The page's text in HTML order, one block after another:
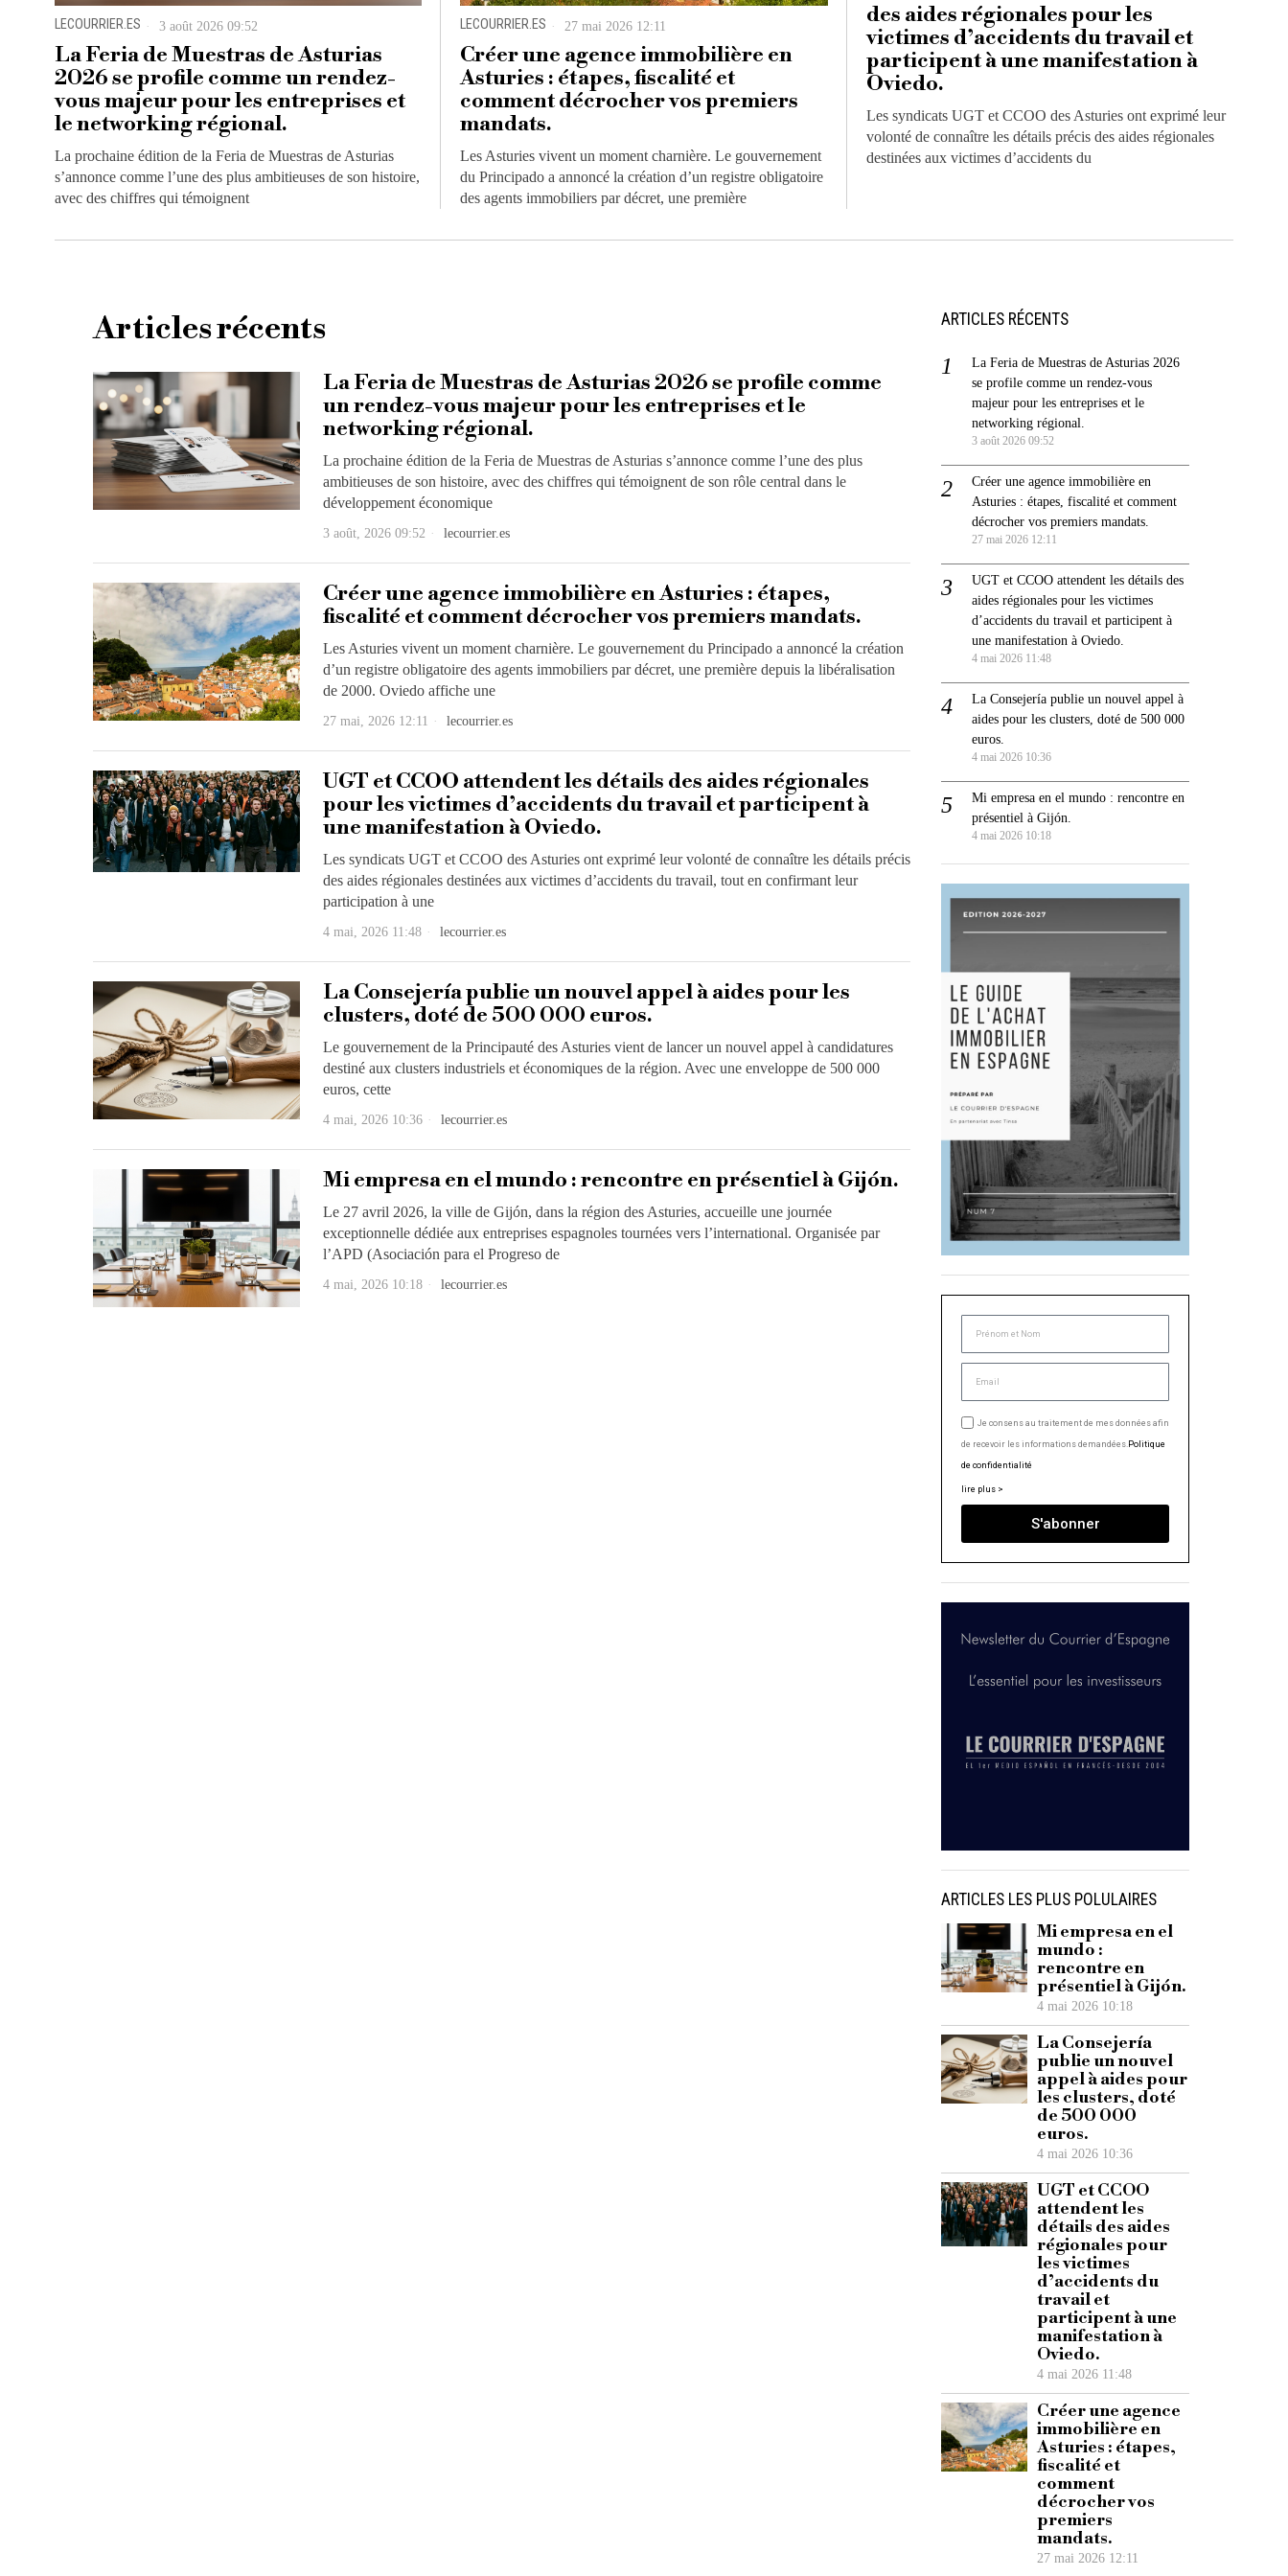
LECOURRIER.ES 3 août 2026 09:52
La Feria de Muestras de Asturias
2026 se profile comme un rendez-
vous majeur pour les entreprises et
le networking régional.
La prochaine édition de la Feria de Muestras de Asturias
s’annonce comme l’une des plus ambitieuses de son histoire,
avec des chiffres qui témoignent
LECOURRIER.ES 27 mai 2026 12:11
Créer une agence immobilière en
Asturies : étapes, fiscalité et
comment décrocher vos premiers
mandats.
Les Asturies vivent un moment charnière. Le gouvernement
du Principado a annoncé la création d’un registre obligatoire
des agents immobiliers par décret, une première
des aides régionales pour les
victimes d’accidents du travail et
participent à une manifestation à
Oviedo.
Les syndicats UGT et CCOO des Asturies ont exprimé leur
volonté de connaître les détails précis des aides régionales
destinées aux victimes d’accidents du
Articles récents
La Feria de Muestras de Asturias 2026 se profile comme
un rendez-vous majeur pour les entreprises et le
networking régional.
La prochaine édition de la Feria de Muestras de Asturias s’annonce comme l’une des plus
ambitieuses de son histoire, avec des chiffres qui témoignent de son rôle central dans le
développement économique
3 août, 2026 09:52 lecourrier.es
Créer une agence immobilière en Asturies : étapes,
fiscalité et comment décrocher vos premiers mandats.
Les Asturies vivent un moment charnière. Le gouvernement du Principado a annoncé la création
d’un registre obligatoire des agents immobiliers par décret, une première depuis la libéralisation
de 2000. Oviedo affiche une
27 mai, 2026 12:11 lecourrier.es
UGT et CCOO attendent les détails des aides régionales
pour les victimes d’accidents du travail et participent à
une manifestation à Oviedo.
Les syndicats UGT et CCOO des Asturies ont exprimé leur volonté de connaître les détails précis
des aides régionales destinées aux victimes d’accidents du travail, tout en confirmant leur
participation à une
4 mai, 2026 11:48 lecourrier.es
La Consejería publie un nouvel appel à aides pour les
clusters, doté de 500 000 euros.
Le gouvernement de la Principauté des Asturies vient de lancer un nouvel appel à candidatures
destiné aux clusters industriels et économiques de la région. Avec une enveloppe de 500 000
euros, cette
4 mai, 2026 10:36 lecourrier.es
Mi empresa en el mundo : rencontre en présentiel à Gijón.
Le 27 avril 2026, la ville de Gijón, dans la région des Asturies, accueille une journée
exceptionnelle dédiée aux entreprises espagnoles tournées vers l’international. Organisée par
l’APD (Asociación para el Progreso de
4 mai, 2026 10:18 lecourrier.es
ARTICLES RÉCENTS
La Feria de Muestras de Asturias 2026
se profile comme un rendez-vous
majeur pour les entreprises et le
networking régional.
3 août 2026 09:52
Créer une agence immobilière en
Asturies : étapes, fiscalité et comment
décrocher vos premiers mandats.
27 mai 2026 12:11
UGT et CCOO attendent les détails des
aides régionales pour les victimes
d’accidents du travail et participent à
une manifestation à Oviedo.
4 mai 2026 11:48
La Consejería publie un nouvel appel à
aides pour les clusters, doté de 500 000
euros.
4 mai 2026 10:36
Mi empresa en el mundo : rencontre en
présentiel à Gijón.
4 mai 2026 10:18
Je consens au traitement de mes données afin
de recevoir les informations demandées.Politique
de confidentialité
lire plus >
S'abonner
ARTICLES LES PLUS POLULAIRES
Mi empresa en el
mundo :
rencontre en
présentiel à Gijón.
4 mai 2026 10:18
La Consejería
publie un nouvel
appel à aides pour
les clusters, doté
de 500 000
euros.
4 mai 2026 10:36
UGT et CCOO
attendent les
détails des aides
régionales pour
les victimes
d’accidents du
travail et
participent à une
manifestation à
Oviedo.
4 mai 2026 11:48
Créer une agence
immobilière en
Asturies : étapes,
fiscalité et
comment
décrocher vos
premiers
mandats.
27 mai 2026 12:11